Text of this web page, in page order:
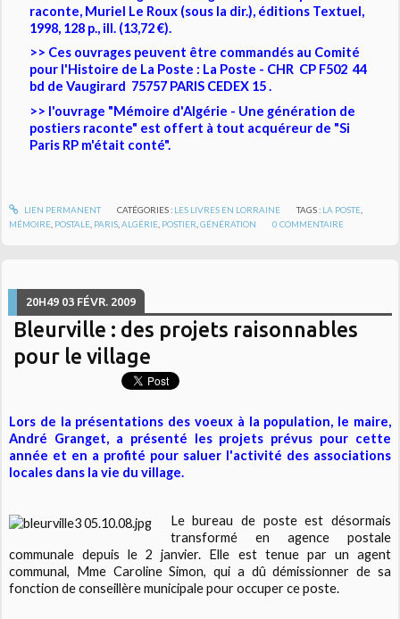
raconte, Muriel Le Roux (sous la dir.), éditions Textuel,
1998, 128 p., ill. (13,72 €).
>> Ces ouvrages peuvent être commandés au Comité
pour l'Histoire de La Poste : La Poste - CHR CP F502 44
bd de Vaugirard 75757 PARIS CEDEX 15 .
>> l'ouvrage "Mémoire d'Algérie - Une génération de
postiers raconte" est offert à tout acquéreur de "Si
Paris RP m'était conté".
LIEN PERMANENT CATÉGORIES : LES LIVRES EN LORRAINE TAGS : LA POSTE
MÉMOIRE POSTALE PARIS ,ALGÉRIE POSTIER ,GÉNÉRATION 0 COMMENTAIRE
20H49 03 FÉVR. 2009
Bleurville : des projets raisonnables
pour le village
Lors de la présentations des voeux à la population, le maire,
André Granget, a présenté les projets prévus pour cette
année et en a profité pour saluer l'activité des associations
locales dans la vie du village.
Le bureau de poste est désormais
transformé en agence postale
communale depuis le 2 janvier. Elle est tenue par un agent
communal, Mme Caroline Simon, qui a dû démissionner de sa
fonction de conseillère municipale pour occuper ce poste.